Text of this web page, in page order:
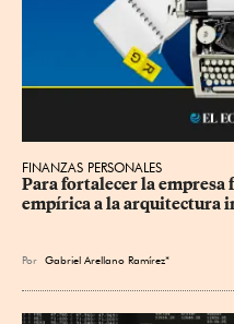
FINANZAS PERSONALES
Para fortalecer la
empírica a la arquitectura
Por Gabriel Arellano Ramírez*